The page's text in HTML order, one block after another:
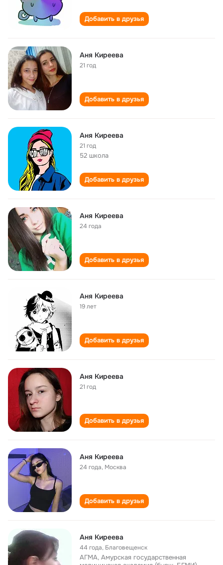
Добавить в друзья
Аня Киреева
21 год
Добавить в друзья
Аня Киреева
21 год
52 школа
Добавить в друзья
Аня Киреева
24 года
Добавить в друзья
Аня Киреева
19 лет
Добавить в друзья
Аня Киреева
21 год
Добавить в друзья
Аня Киреева
24 года, Москва
Добавить в друзья
Аня Киреева
44 года, Благовещенск
АГМА, Амурская государственная